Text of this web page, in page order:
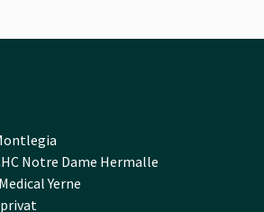
Notre Dame Hermalle
Yerne